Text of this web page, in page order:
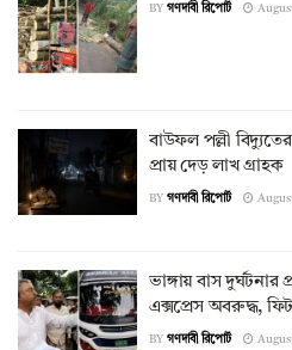
BY গণদাবী রিপোর্ট
বাউফল পল্লী
প্রায় দেড় লাখ গ্রাহক
BY গণদাবী রিপোর্ট
ভাঙ্গায় বাস দুর্ঘটনার
এক্সপ্রেস অবরুদ্ধ,
BY গণদাবী রিপোর্ট